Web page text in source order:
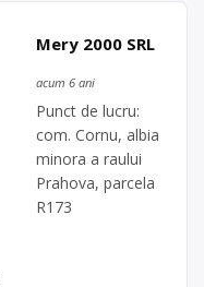
Mery 2000 SRL
acum 6 ani
Punct de lucru:
com. Cornu, albia
minora a raului
Prahova, parcela
R173